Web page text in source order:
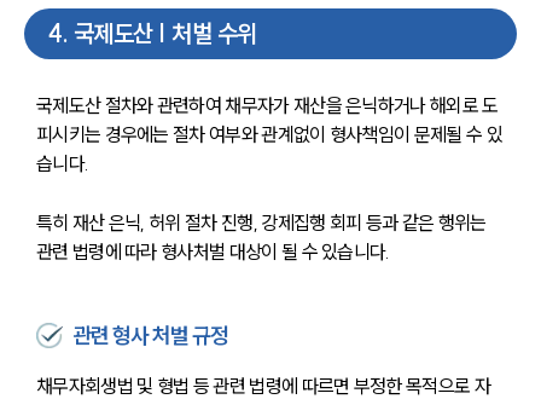
4. 국제도산 | 처벌 수위
국제도산 절차와 관련하여 채무자가 재산을 은닉하거나 해외로 도
피시키는 경우에는 절차 여부와 관계없이 형사책임이 문제될 수 있
습니다.
특히 재산 은닉, 허위 절차 진행, 강제집행 회피 등과 같은 행위는
관련 법령에 따라 형사처벌 대상이 될 수 있습니다.
관련 형사 처벌 규정
채무자회생법 및 형법 등 관련 법령에 따르면 부정한 목적으로 자